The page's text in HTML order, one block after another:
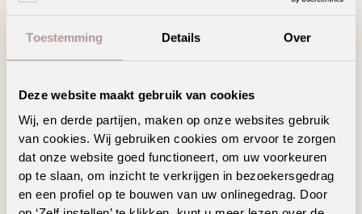
Toestemming Details Over
Deze website maakt gebruik van cookies
Wij, en derde partijen, maken op onze websites gebruik
van cookies. Wij gebruiken cookies om ervoor te zorgen
dat onze website goed functioneert, om uw voorkeuren
op te slaan, om inzicht te verkrijgen in bezoekersgedrag
en een profiel op te bouwen van uw onlinegedrag. Door